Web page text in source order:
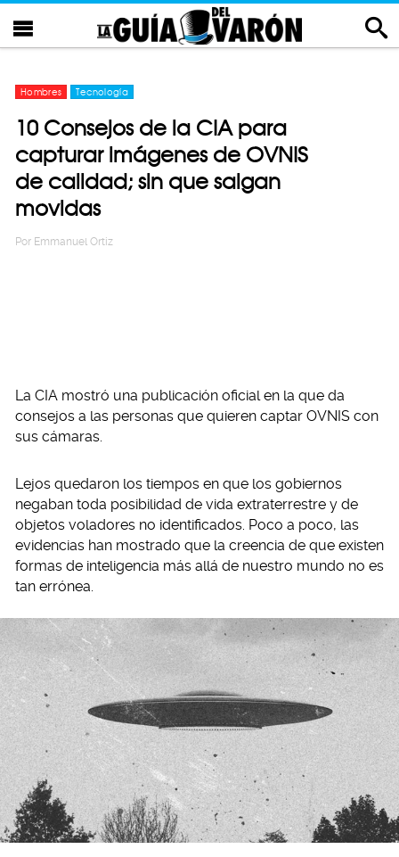
Hombres Tecnología
10 Consejos de la CIA para
capturar imágenes de OVNIS
de calidad; sin que salgan
movidas
Por Emmanuel Ortiz
La CIA mostró una publicación oficial en la que da
consejos a las personas que quieren captar OVNIS con
sus cámaras.
Lejos quedaron los tiempos en que los gobiernos
negaban toda posibilidad de vida extraterrestre y de
objetos voladores no identificados. Poco a poco, las
evidencias han mostrado que la creencia de que existen
formas de inteligencia más allá de nuestro mundo no es
tan errónea.